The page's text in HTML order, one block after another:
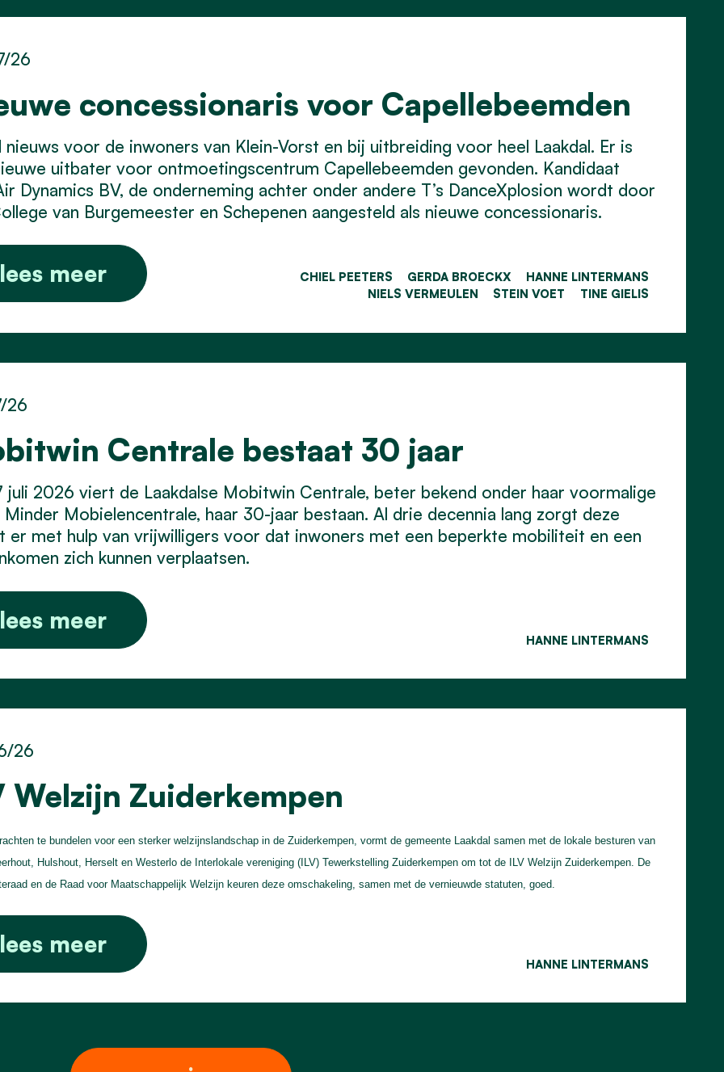
concessionaris voor Capellebeemden
26
nieuws voor de inwoners van Klein-Vorst en bij uitbreiding voor heel Laakdal. Er is
uitbater voor ontmoetingscentrum Capellebeemden gevonden. Kandidaat
Dynamics BV, de onderneming achter onder andere T’s DanceXplosion wordt door
van Burgemeester en Schepenen aangesteld als nieuwe concessionaris.
lees meer CHIEL PEETERS GERDA BROECKX
HANNE LINTERMANS
NIELS VERMEULEN
STEIN VOET TINE GIELIS
Centrale bestaat 30 jaar
26
juli 2026 viert de Laakdalse Mobitwin Centrale, beter bekend onder haar voormalige
Minder Mobielencentrale, haar 30-jaar bestaan. Al drie decennia lang zorgt deze
er met hulp van vrijwilligers voor dat inwoners met een beperkte mobiliteit en een
zich kunnen verplaatsen.
lees meer
HANNE LINTERMANS
Welzijn Zuiderkempen
26
te bundelen voor een sterker welzijnslandschap in de Zuiderkempen, vormt de gemeente Laakdal samen met de lokale besturen van
Hulshout, Herselt en Westerlo de Interlokale vereniging (ILV) Tewerkstelling Zuiderkempen om tot de ILV Welzijn Zuiderkempen. De
en de Raad voor Maatschappelijk Welzijn keuren deze omschakeling, samen met de vernieuwde statuten, goed.
lees meer
HANNE LINTERMANS